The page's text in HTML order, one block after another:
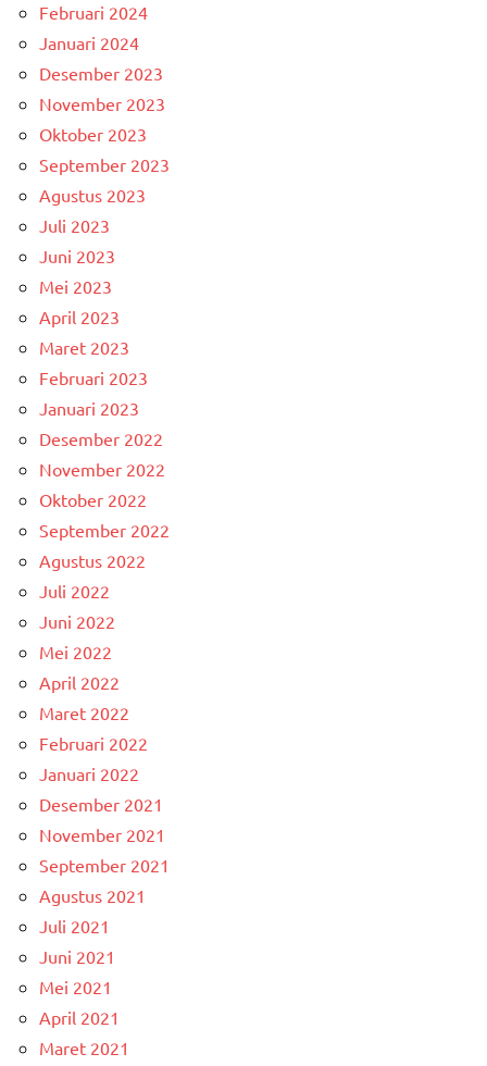
Februari 2024
Januari 2024
Desember 2023
November 2023
Oktober 2023
September 2023
Agustus 2023
Juli 2023
Juni 2023
Mei 2023
April 2023
Maret 2023
Februari 2023
Januari 2023
Desember 2022
November 2022
Oktober 2022
September 2022
Agustus 2022
Juli 2022
Juni 2022
Mei 2022
April 2022
Maret 2022
Februari 2022
Januari 2022
Desember 2021
November 2021
September 2021
Agustus 2021
Juli 2021
Juni 2021
Mei 2021
April 2021
Maret 2021